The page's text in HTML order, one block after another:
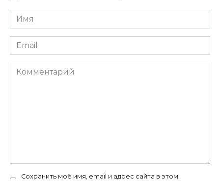
Имя
*
Email
*
Комментарий
Сохранить моё имя, email и адрес сайта в этом